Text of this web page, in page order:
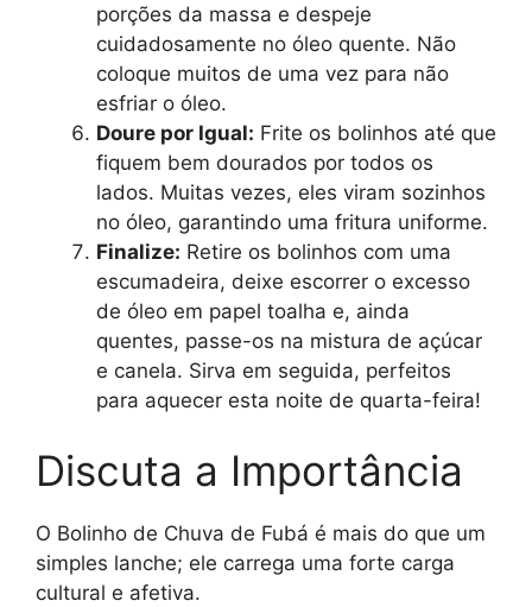
porções da massa e despeje
cuidadosamente no óleo quente. Não
coloque muitos de uma vez para não
esfriar o óleo.
Doure por Igual: Frite os bolinhos até que
fiquem bem dourados por todos os
lados. Muitas vezes, eles viram sozinhos
no óleo, garantindo uma fritura uniforme.
Finalize: Retire os bolinhos com uma
escumadeira, deixe escorrer o excesso
de óleo em papel toalha e, ainda
quentes, passe-os na mistura de açúcar
e canela. Sirva em seguida, perfeitos
para aquecer esta noite de quarta-feira!
Discuta a Importância
O Bolinho de Chuva de Fubá é mais do que um
simples lanche; ele carrega uma forte carga
cultural e afetiva.